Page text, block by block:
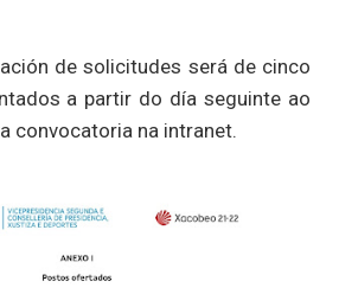
de solicitudes será de cinco
a partir do día seguinte ao
convocatoria na intranet.